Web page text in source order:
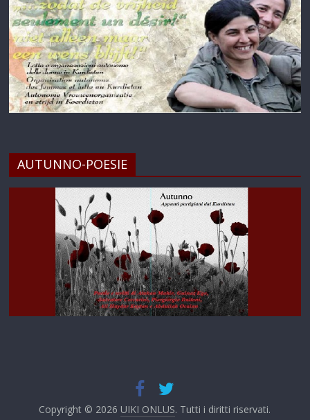
AUTUNNO-POESIE
Copyright © 2026 UIKI ONLUS. Tutti i diritti riservati.